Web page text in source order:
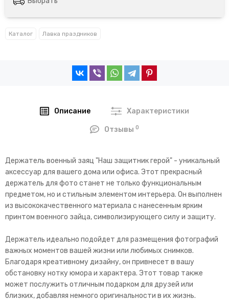
Каталог Лавка праздников
Описание Характеристики
Отзывы0
Держатель военный заяц "Наш защитник герой" - уникальный
аксессуар для вашего дома или офиса. Этот прекрасный
держатель для фото станет не только функциональным
предметом, но и стильным элементом интерьера. Он выполнен
из высококачественного материала с нанесенным ярким
принтом военного зайца, символизирующего силу и защиту.
Держатель идеально подойдет для размещения фотографий
важных моментов вашей жизни или любимых снимков.
Благодаря креативному дизайну, он привнесет в вашу
обстановку нотку юмора и характера. Этот товар также
может послужить отличным подарком для друзей или
близких, добавляя немного оригинальности в их жизнь.